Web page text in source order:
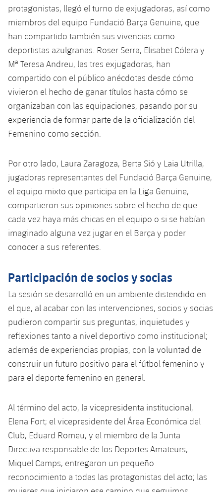
protagonistas, llegó el turno de exjugadoras, así como
miembros del equipo Fundació Barça Genuine, que
han compartido también sus vivencias como
deportistas azulgranas. Roser Serra, Elisabet Cólera y
Mª Teresa Andreu, las tres exjugadoras, han
compartido con el público anécdotas desde cómo
vivieron el hecho de ganar títulos hasta cómo se
organizaban con las equipaciones, pasando por su
experiencia de formar parte de la oficialización del
Femenino como sección.
Por otro lado, Laura Zaragoza, Berta Sió y Laia Utrilla,
jugadoras representantes del Fundació Barça Genuine,
el equipo mixto que participa en la Liga Genuine,
compartieron sus opiniones sobre el hecho de que
cada vez haya más chicas en el equipo o si se habían
imaginado alguna vez jugar en el Barça y poder
conocer a sus referentes.
Participación de socios y socias
La sesión se desarrolló en un ambiente distendido en
el que, al acabar con las intervenciones, socios y socias
pudieron compartir sus preguntas, inquietudes y
reflexiones tanto a nivel deportivo como institucional;
además de experiencias propias, con la voluntad de
construir un futuro positivo para el fútbol femenino y
para el deporte femenino en general.
Al término del acto, la vicepresidenta institucional,
Elena Fort; el vicepresidente del Área Económica del
Club, Eduard Romeu, y el miembro de la Junta
Directiva responsable de los Deportes Amateurs,
Miquel Camps, entregaron un pequeño
reconocimiento a todas las protagonistas del acto; las